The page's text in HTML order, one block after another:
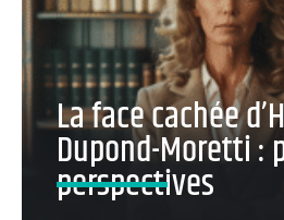
La face cachée
Dupond-Moretti :
perspectives